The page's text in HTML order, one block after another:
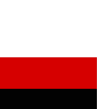
100 ml